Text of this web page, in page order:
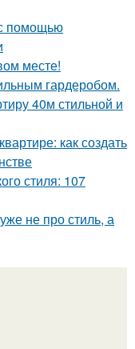
помощью
месте!
гардеробом.
40м стильной и
как создать
стиля: 107
не про стиль, а